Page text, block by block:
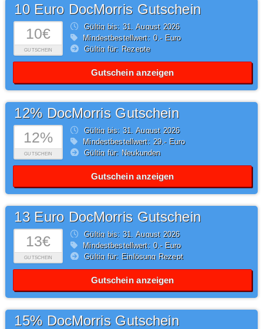
10€
GUTSCHEIN
10 Euro DocMorris Gutschein
Gültig bis: 31.August2026
Mindestbestellwert: 0,- Euro
Gültig für: Rezepte
Gutschein anzeigen
12%
GUTSCHEIN
12% DocMorris Gutschein
Gültig bis: 31.August2026
Mindestbestellwert: 29,- Euro
Gültig für: Neukunden
Gutschein anzeigen
13€
GUTSCHEIN
13 Euro DocMorris Gutschein
Gültig bis: 31.August2026
Mindestbestellwert: 0,- Euro
Gültig für: Einlösung Rezept
Gutschein anzeigen
15% DocMorris Gutschein